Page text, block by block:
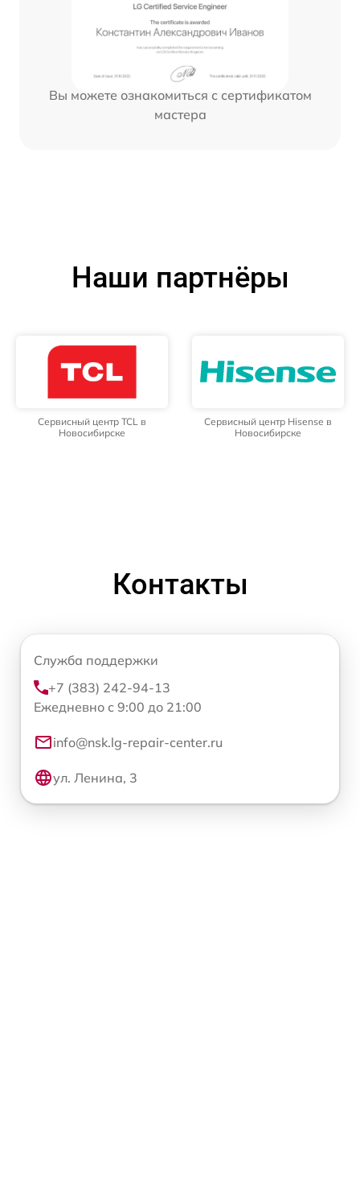
Вы можете ознакомиться с сертификатом
мастера
Наши партнёры
Сервисный центр TCL в
Новосибирске
Сервисный центр Hisense в
Новосибирске
Контакты
Служба поддержки
+7 (383) 242-94-13
Ежедневно с 9:00 до 21:00
info@nsk.lg-repair-center.ru
ул. Ленина, 3